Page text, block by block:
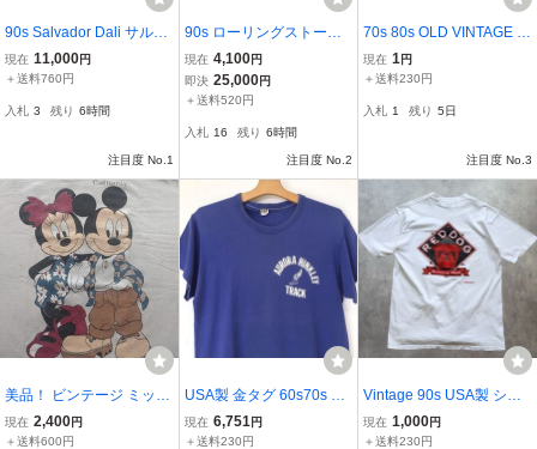
90s Salvador Dali サルバ
ドール ダリ 総柄 マルチ
美術館 アート Tシャツ /ビ
シャー ESCHER 骸骨 ス
現在 11,000円
＋送料760円
入札 3 残り 6時間
注目度 No.1
90s ローリングストーン
ズ タイダイTシャツ L〜X
L 希少 ヴィンテージ u.s.
a.製
現在 4,100円
即決 25,000円
＋送料520円
入札 16 残り 6時間
注目度 No.2
70s 80s OLD VINTAGE リ
ンガーTシャツ モーター
サイクル XL Tシャツ USA
ジ
現在 1円
＋送料230円
入札 1 残り 5日
注目度 No.3
美品！ ビンテージ ミッキ
ー ミニー ディズニー Tシ
ャツvintage90s00s USA
現在 2,400円
＋送料600円
USA製 金タグ 60s70s Ru
ssell Southern ラッセル
ウイングフット カレッジ
現在 6,751 円
＋送料230円
Vintage 90s USA製 シン
グルステッチ RED DOG
Tシャツ ビール 企業 キャ
現在 1,000円
＋送料230円